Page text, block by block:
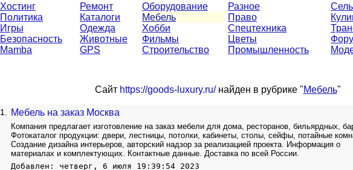
Хостинг
Политика
Игры
Безопасность
Mamba
Ремонт
Каталоги
Одежда
Животные
GPS
Оборудование
Мебель
Хобби
Фильмы
Строительство
Разное
Право
Спецтехника
Цветы
Промышленность
Сайт https://goods-luxury.ru/найден в рубрике "Мебель"
1. Мебель на заказ Москва
Компания предлагает изготовление на заказ мебели для дома, ресторанов, бильярдных,
Фотокаталог продукции: двери, лестницы, потолки, кабинеты, столы, сейфы, потайные
Создание дизайна интерьеров, авторский надзор за реализацией проекта. Информация о
материалах и комплектующих. Контактные данные. Доставка по всей России.
Добавлен: четверг, 6 июля 19:39:54 2023